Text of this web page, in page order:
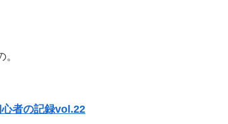
者の記録vol.22